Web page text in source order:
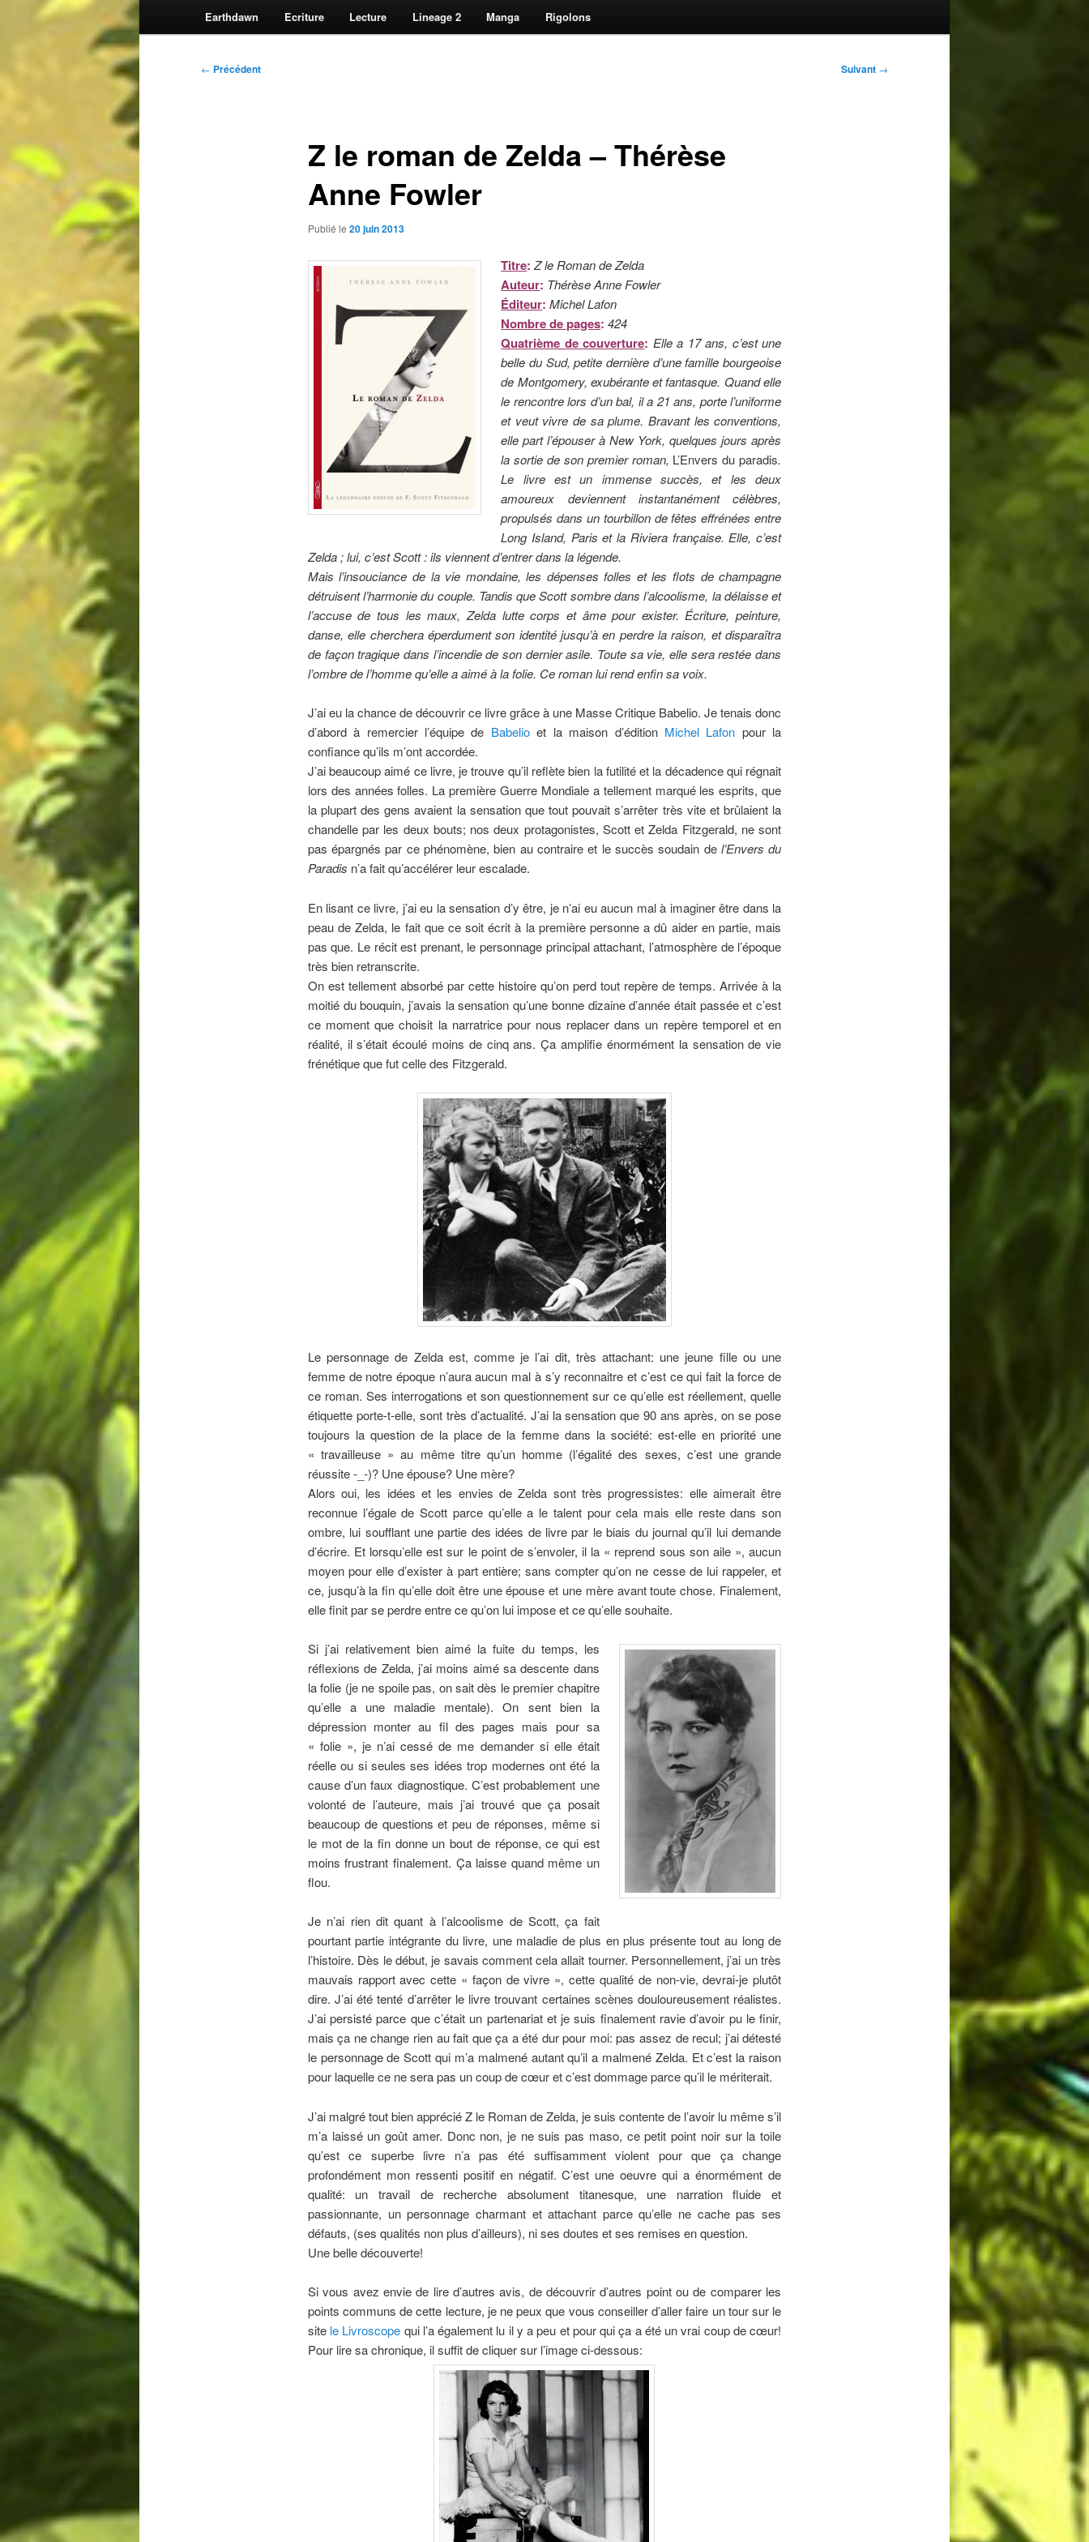
Earthdawn Ecriture Lecture Lineage 2 Manga Rigolons
Navigation
← Précédent Suivant →
Z le roman de Zelda – Thérèse
Anne Fowler
Publié le 20 juin 2013
Titre: Z le Roman de Zelda
Auteur: Thérèse Anne Fowler
Éditeur: Michel Lafon
Nombre de pages: 424
Quatrième de couverture: Elle a 17 ans, c’est une
belle du Sud, petite dernière d’une famille bourgeoise
de Montgomery, exubérante et fantasque. Quand elle
le rencontre lors d’un bal, il a 21 ans, porte l’uniforme
et veut vivre de sa plume. Bravant les conventions,
elle part l’épouser à New York, quelques jours après
la sortie de son premier roman, L’Envers du paradis.
Le livre est un immense succès, et les deux
amoureux deviennent instantanément célèbres,
propulsés dans un tourbillon de fêtes effrénées entre
Long Island, Paris et la Riviera française. Elle, c’est
Zelda ; lui, c’est Scott : ils viennent d’entrer dans la légende.
Mais l’insouciance de la vie mondaine, les dépenses folles et les flots de champagne
détruisent l’harmonie du couple. Tandis que Scott sombre dans l’alcoolisme, la délaisse et
l’accuse de tous les maux, Zelda lutte corps et âme pour exister. Écriture, peinture,
danse, elle cherchera éperdument son identité jusqu’à en perdre la raison, et disparaîtra
de façon tragique dans l’incendie de son dernier asile. Toute sa vie, elle sera restée dans
l’ombre de l’homme qu’elle a aimé à la folie. Ce roman lui rend enfin sa voix.
J’ai eu la chance de découvrir ce livre grâce à une Masse Critique Babelio. Je tenais donc
d’abord à remercier l’équipe de Babelioet la maison d’édition Michel Lafon pour la
confiance qu’ils m’ont accordée.
J’ai beaucoup aimé ce livre, je trouve qu’il reflète bien la futilité et la décadence qui régnait
lors des années folles. La première Guerre Mondiale a tellement marqué les esprits, que
la plupart des gens avaient la sensation que tout pouvait s’arrêter très vite et brûlaient la
chandelle par les deux bouts; nos deux protagonistes, Scott et Zelda Fitzgerald, ne sont
pas épargnés par ce phénomène, bien au contraire et le succès soudain de l’Envers du
Paradis n’a fait qu’accélérer leur escalade.
En lisant ce livre, j’ai eu la sensation d’y être, je n’ai eu aucun mal à imaginer être dans la
peau de Zelda, le fait que ce soit écrit à la première personne a dû aider en partie, mais
pas que. Le récit est prenant, le personnage principal attachant, l’atmosphère de l’époque
très bien retranscrite.
On est tellement absorbé par cette histoire qu’on perd tout repère de temps. Arrivée à la
moitié du bouquin, j’avais la sensation qu’une bonne dizaine d’année était passée et c’est
ce moment que choisit la narratrice pour nous replacer dans un repère temporel et en
réalité, il s’était écoulé moins de cinq ans. Ça amplifie énormément la sensation de vie
frénétique que fut celle des Fitzgerald.
Le personnage de Zelda est, comme je l’ai dit, très attachant: une jeune fille ou une
femme de notre époque n’aura aucun mal à s’y reconnaitre et c’est ce qui fait la force de
ce roman. Ses interrogations et son questionnement sur ce qu’elle est réellement, quelle
étiquette porte-t-elle, sont très d’actualité. J’ai la sensation que 90 ans après, on se pose
toujours la question de la place de la femme dans la société: est-elle en priorité une
« travailleuse » au même titre qu’un homme (l’égalité des sexes, c’est une grande
réussite -_-)? Une épouse? Une mère?
Alors oui, les idées et les envies de Zelda sont très progressistes: elle aimerait être
reconnue l’égale de Scott parce qu’elle a le talent pour cela mais elle reste dans son
ombre, lui soufflant une partie des idées de livre par le biais du journal qu’il lui demande
d’écrire. Et lorsqu’elle est sur le point de s’envoler, il la « reprend sous son aile », aucun
moyen pour elle d’exister à part entière; sans compter qu’on ne cesse de lui rappeler, et
ce, jusqu’à la fin qu’elle doit être une épouse et une mère avant toute chose. Finalement,
elle finit par se perdre entre ce qu’on lui impose et ce qu’elle souhaite.
Si j’ai relativement bien aimé la fuite du temps, les
réflexions de Zelda, j’ai moins aimé sa descente dans
la folie (je ne spoile pas, on sait dès le premier chapitre
qu’elle a une maladie mentale). On sent bien la
dépression monter au fil des pages mais pour sa
« folie », je n’ai cessé de me demander si elle était
réelle ou si seules ses idées trop modernes ont été la
cause d’un faux diagnostique. C’est probablement une
volonté de l’auteure, mais j’ai trouvé que ça posait
beaucoup de questions et peu de réponses, même si
le mot de la fin donne un bout de réponse, ce qui est
moins frustrant finalement. Ça laisse quand même un
flou.
Je n’ai rien dit quant à l’alcoolisme de Scott, ça fait
pourtant partie intégrante du livre, une maladie de plus en plus présente tout au long de
l’histoire. Dès le début, je savais comment cela allait tourner. Personnellement, j’ai un très
mauvais rapport avec cette « façon de vivre », cette qualité de non-vie, devrai-je plutôt
dire. J’ai été tenté d’arrêter le livre trouvant certaines scènes douloureusement réalistes.
J’ai persisté parce que c’était un partenariat et je suis finalement ravie d’avoir pu le finir,
mais ça ne change rien au fait que ça a été dur pour moi: pas assez de recul; j’ai détesté
le personnage de Scott qui m’a malmené autant qu’il a malmené Zelda. Et c’est la raison
pour laquelle ce ne sera pas un coup de cœur et c’est dommage parce qu’il le mériterait.
J’ai malgré tout bien apprécié Z le Roman de Zelda, je suis contente de l’avoir lu même s’il
m’a laissé un goût amer. Donc non, je ne suis pas maso, ce petit point noir sur la toile
qu’est ce superbe livre n’a pas été suffisamment violent pour que ça change
profondément mon ressenti positif en négatif. C’est une oeuvre qui a énormément de
qualité: un travail de recherche absolument titanesque, une narration fluide et
passionnante, un personnage charmant et attachant parce qu’elle ne cache pas ses
défauts, (ses qualités non plus d’ailleurs), ni ses doutes et ses remises en question.
Une belle découverte!
Si vous avez envie de lire d’autres avis, de découvrir d’autres point ou de comparer les
points communs de cette lecture, je ne peux que vous conseiller d’aller faire un tour sur le
site le Livroscope qui l’a également lu il y a peu et pour qui ça a été un vrai coup de cœur!
Pour lire sa chronique, il suffit de cliquer sur l’image ci-dessous: